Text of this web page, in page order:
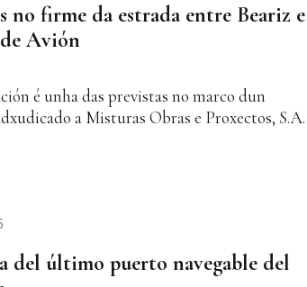
no firme da estrada entre Beariz e
Avión
é unha das previstas no marco dun
a Misturas Obras e Proxectos, S.A.
del último puerto navegable del